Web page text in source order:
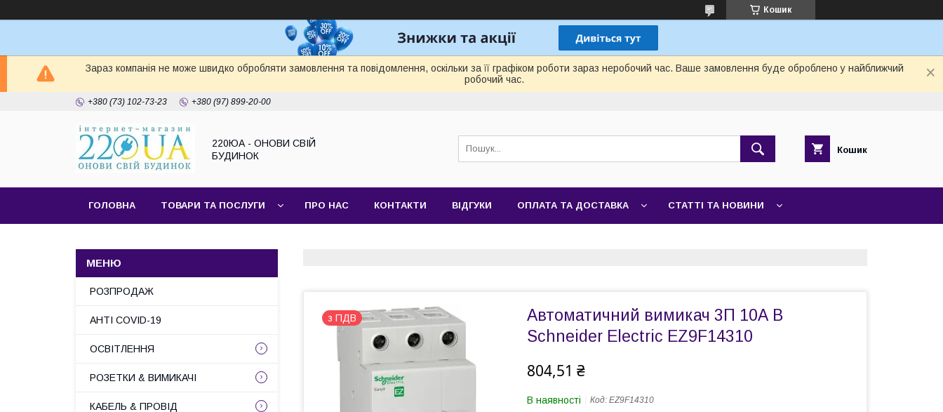
Кошик
Зараз компанія не може швидко обробляти замовлення та повідомлення, оскільки за її графіком роботи зараз неробочий час. Ваше замовлення буде оброблено у найближчий
робочий час.
+380 (73) 102-73-23 +380 (97) 899-20-00
220ЮА - ОНОВИ СВІЙ
БУДИНОК
Кошик
ГОЛОВНА ТОВАРИ ТА ПОСЛУГИ ПРО НАС КОНТАКТИ ВІДГУКИ ОПЛАТА ТА ДОСТАВКА СТАТТІ ТА НОВИНИ
з ПДВ
Автоматичний вимикач 3П 10А В
Schneider Electric EZ9F14310
804,51 ₴
В наявності Код: EZ9F14310
РОЗПРОДАЖ
АНТІ COVID-19
ОСВІТЛЕННЯ
РОЗЕТКИ & ВИМИКАЧІ
КАБЕЛЬ & ПРОВІД